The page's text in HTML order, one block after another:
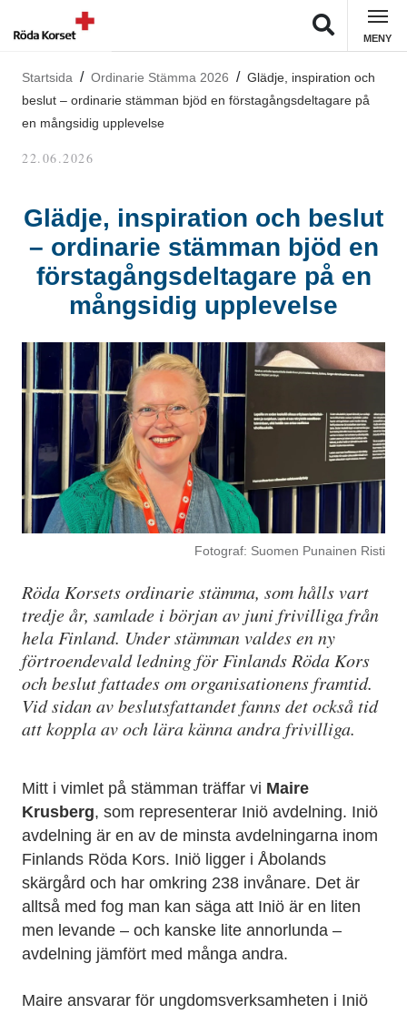
MENY
Startsida Ordinarie Stämma 2026
Glädje, inspiration och
beslut – ordinarie stämman bjöd en förstagångsdeltagare på
en mångsidig upplevelse
22.06.2026
Glädje, inspiration och beslut
– ordinarie stämman bjöd en
förstagångsdeltagare på en
mångsidig upplevelse
Fotograf: Suomen Punainen Risti
Röda Korsets ordinarie stämma, som hålls vart
tredje år, samlade i början av juni frivilliga från
hela Finland. Under stämman valdes en ny
förtroendevald ledning för Finlands Röda Kors
och beslut fattades om organisationens framtid.
Vid sidan av beslutsfattandet fanns det också tid
att koppla av och lära känna andra frivilliga.
Mitt i vimlet på stämman träffar vi Maire
Krusberg, som representerar Iniö avdelning. Iniö
avdelning är en av de minsta avdelningarna inom
Finlands Röda Kors. Iniö ligger i Åbolands
skärgård och har omkring 238 invånare. Det är
alltså med fog man kan säga att Iniö är en liten
men levande – och kanske lite annorlunda –
avdelning jämfört med många andra.
Maire ansvarar för ungdomsverksamheten i Iniö